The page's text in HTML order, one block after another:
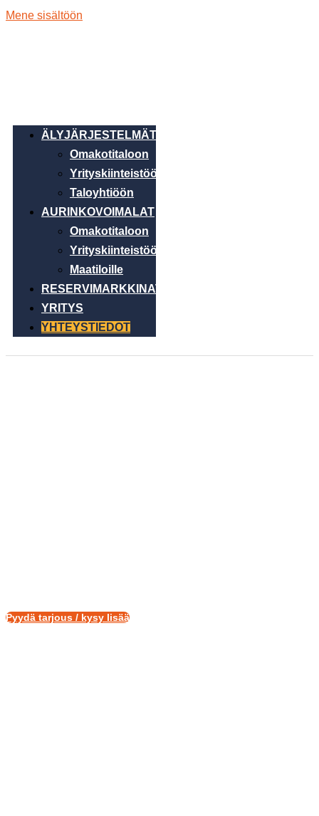
Mene sisältöön
ÄLYJÄRJESTELMÄT
Omakotitaloon
Yrityskiinteistöön
Taloyhtiöön
AURINKOVOIMALAT
Omakotitaloon
Yrityskiinteistöön
Maatiloille
RESERVIMARKKINAT
YRITYS
YHTEYSTIEDOT
Pyydä tarjous / kysy lisää